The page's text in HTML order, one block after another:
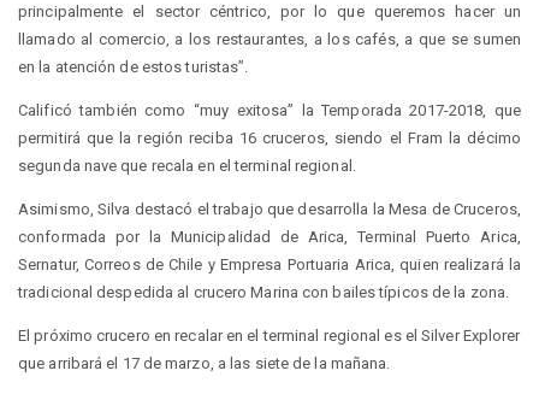
principalmente el sector céntrico, por lo que queremos hacer un
llamado al comercio, a los restaurantes, a los cafés, a que se sumen
en la atención de estos turistas”.
Calificó también como “muy exitosa” la Temporada 2017-2018, que
permitirá que la región reciba 16 cruceros, siendo el Fram la décimo
segunda nave que recala en el terminal regional.
Asimismo, Silva destacó el trabajo que desarrolla la Mesa de Cruceros,
conformada por la Municipalidad de Arica, Terminal Puerto Arica,
Sernatur, Correos de Chile y Empresa Portuaria Arica, quien realizará la
tradicional despedida al crucero Marina con bailes típicos de la zona.
El próximo crucero en recalar en el terminal regional es el Silver Explorer
que arribará el 17 de marzo, a las siete de la mañana.